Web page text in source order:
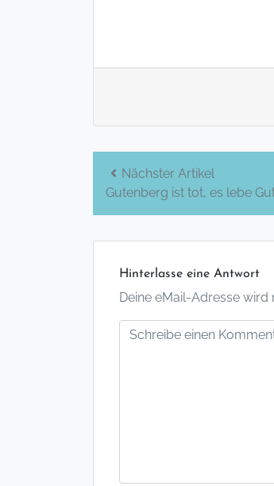
Beitrags-
Navigation
Nächster Artikel
Gutenberg ist tot, es lebe
Hinterlasse eine Antwort
Deine eMail-Adresse